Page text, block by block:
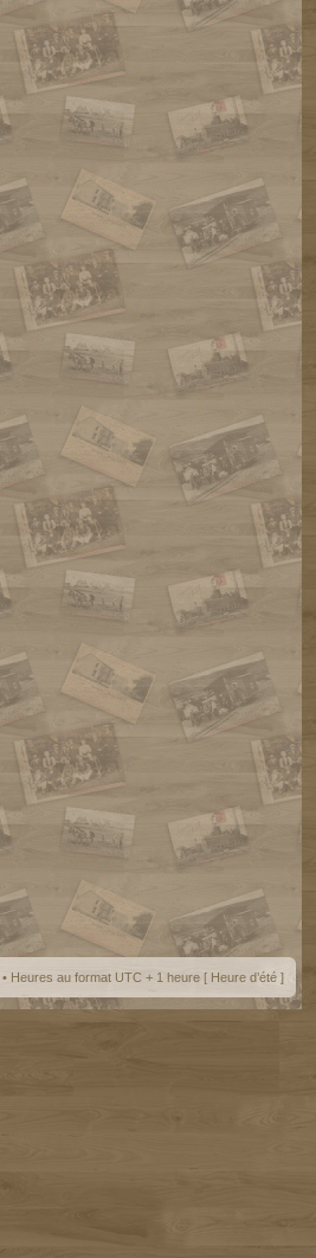
• Heures au format UTC + 1 heure [ Heure d’été ]